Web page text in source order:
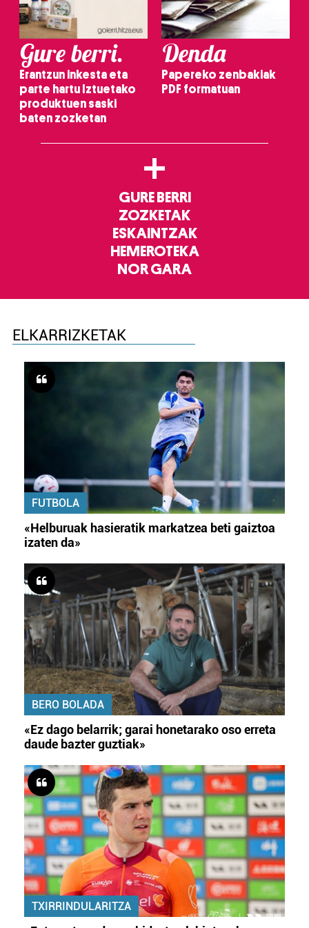
Gure berri.
Erantzun inkesta eta
parte hartu Iztuetako
produktuen saski
baten zozketan
Denda
Papereko zenbakiak
PDF formatuan
+
GURE BERRI
ZOZKETAK
ESKAINTZAK
HEMEROTEKA
NOR GARA
ELKARRIZKETAK
FUTBOLA
«Helburuak hasieratik markatzea beti gaiztoa
izaten da»
BERO BOLADA
«Ez dago belarrik; garai honetarako oso erreta
daude bazter guztiak»
TXIRRINDULARITZA